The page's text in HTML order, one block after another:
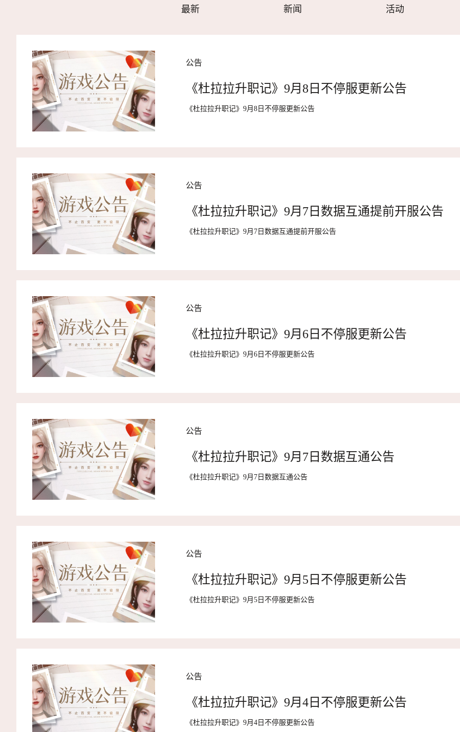
最新 新闻 活动
公告
《杜拉拉升职记》9月8日不停服更新公告
《杜拉拉升职记》9月8日不停服更新公告
公告
《杜拉拉升职记》9月7日数据互通提前开服公告
《杜拉拉升职记》9月7日数据互通提前开服公告
公告
《杜拉拉升职记》9月6日不停服更新公告
《杜拉拉升职记》9月6日不停服更新公告
公告
《杜拉拉升职记》9月7日数据互通公告
《杜拉拉升职记》9月7日数据互通公告
公告
《杜拉拉升职记》9月5日不停服更新公告
《杜拉拉升职记》9月5日不停服更新公告
公告
《杜拉拉升职记》9月4日不停服更新公告
《杜拉拉升职记》9月4日不停服更新公告